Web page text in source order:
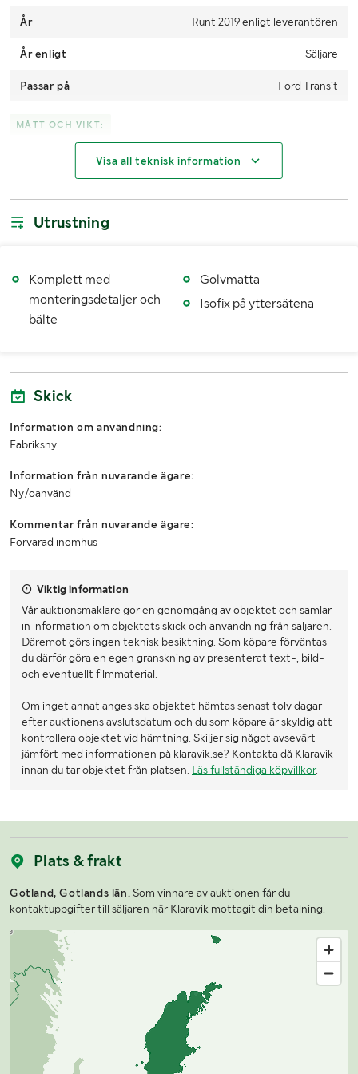
År Runt 2019 enligt leverantören
År enligt Säljare
Passar på Ford Transit
MÅTT OCH VIKT:
Djup (mm)
Visa all teknisk information
Utrustning
Komplett med
monteringsdetaljer och
bälte
Golvmatta
Isofix på yttersätena
Skick
Information om användning:
Fabriksny
Information från nuvarande ägare:
Ny/oanvänd
Kommentar från nuvarande ägare:
Förvarad inomhus
Viktig information
Vår auktionsmäklare gör en genomgång av objektet och samlar
in information om objektets skick och användning från säljaren.
Däremot görs ingen teknisk besiktning. Som köpare förväntas
du därför göra en egen granskning av presenterat text-, bild-
och eventuellt filmmaterial.
Om inget annat anges ska objektet hämtas senast tolv dagar
efter auktionens avslutsdatum och du som köpare är skyldig att
kontrollera objektet vid hämtning. Skiljer sig något avsevärt
jämfört med informationen på klaravik.se? Kontakta då Klaravik
innan du tar objektet från platsen. Läs fullständiga köpvillkor.
Plats & frakt
Gotland, Gotlands län. Som vinnare av auktionen får du
kontaktuppgifter till säljaren när Klaravik mottagit din betalning.